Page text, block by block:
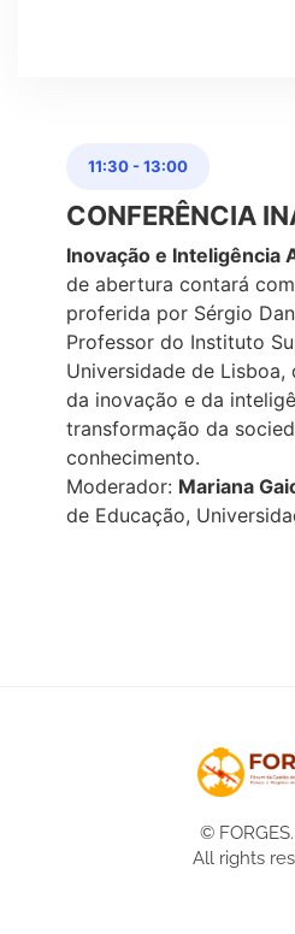
11:30 -13:00
CONFERÊNCIA
Inovação e Inteligência
de abertura contará
proferida por Sérgio
Professor do Instituto
Universidade de Lisboa,
da inovação e da
transformação da
conhecimento.
Moderador: Mariana
de Educação,
©
All rights